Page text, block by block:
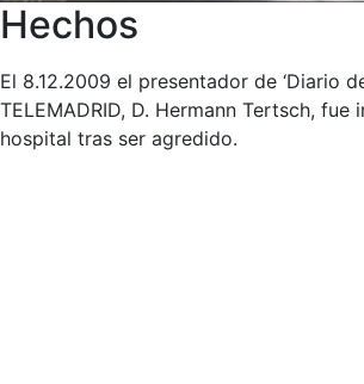
Hechos
El 8.12.2009 el presentador de ‘Diario
TELEMADRID, D. Hermann Tertsch, fue
hospital tras ser agredido.